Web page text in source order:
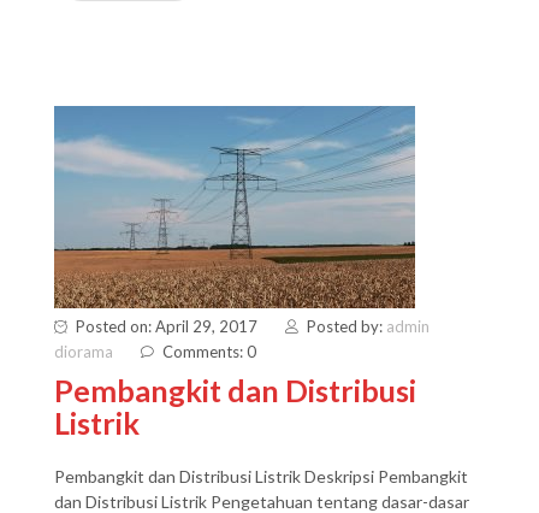
Posted on: April 29, 2017 Posted by: admin
diorama
Comments: 0
Pembangkit dan Distribusi
Listrik
Pembangkit dan Distribusi Listrik Deskripsi Pembangkit
dan Distribusi Listrik Pengetahuan tentang dasar-dasar